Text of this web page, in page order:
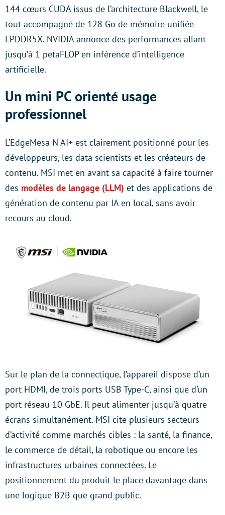
144 cœurs CUDA issus de l’architecture Blackwell, le
tout accompagné de 128 Go de mémoire unifiée
LPDDR5X. NVIDIA annonce des performances allant
jusqu’à 1 petaFLOP en inférence d’intelligence
artificielle.
Un mini PC orienté usage
professionnel
L’EdgeMesa N AI+ est clairement positionné pour les
développeurs, les data scientists et les créateurs de
contenu. MSI met en avant sa capacité à faire tourner
des modèles de langage (LLM) et des applications de
génération de contenu par IA en local, sans avoir
recours au cloud.
Sur le plan de la connectique, l’appareil dispose d’un
port HDMI, de trois ports USB Type-C, ainsi que d’un
port réseau 10 GbE. Il peut alimenter jusqu’à quatre
écrans simultanément. MSI cite plusieurs secteurs
d’activité comme marchés cibles : la santé, la finance,
le commerce de détail, la robotique ou encore les
infrastructures urbaines connectées. Le
positionnement du produit le place davantage dans
une logique B2B que grand public.